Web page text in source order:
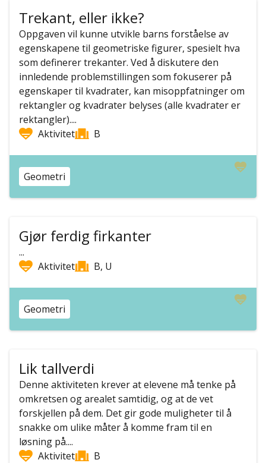
Trekant, eller ikke?
Oppgaven vil kunne utvikle barns forståelse av
egenskapene til geometriske figurer, spesielt hva
som definerer trekanter. Ved å diskutere den
innledende problemstillingen som fokuserer på
egenskaper til kvadrater, kan misoppfatninger om
rektangler og kvadrater belyses (alle kvadrater er
rektangler)....
Aktivitet
B
Geometri
Gjør ferdig firkanter
...
Aktivitet
B, U
Geometri
Lik tallverdi
Denne aktiviteten krever at elevene må tenke på
omkretsen og arealet samtidig, og at de vet
forskjellen på dem. Det gir gode muligheter til å
snakke om ulike måter å komme fram til en
løsning på....
Aktivitet
B